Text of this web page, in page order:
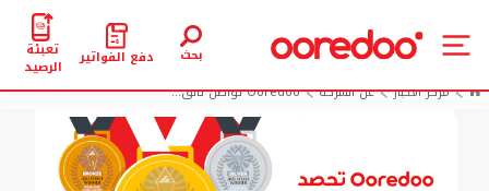
بحث دفع الفواتير تعبئة
الرصيد
مركز الأخبار
عن الشركة Ooredoo تواصل تألق...